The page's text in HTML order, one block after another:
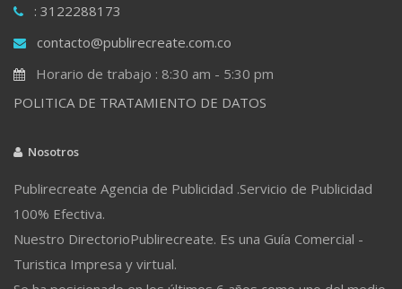
: 3122288173
contacto@publirecreate.com.co
Horario de trabajo : 8:30 am - 5:30 pm
POLITICA DE TRATAMIENTO DE DATOS
Nosotros
Publirecreate Agencia de Publicidad .Servicio de Publicidad
100% Efectiva.
Nuestro DirectorioPublirecreate. Es una Guía Comercial -
Turistica Impresa y virtual.